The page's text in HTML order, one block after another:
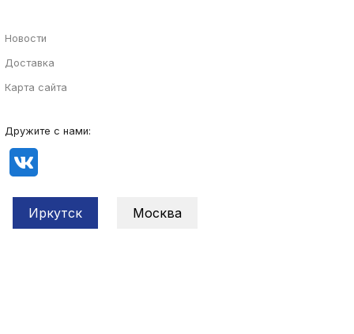
Новости
Доставка
Карта сайта
Дружите с нами:
Иркутск Москва